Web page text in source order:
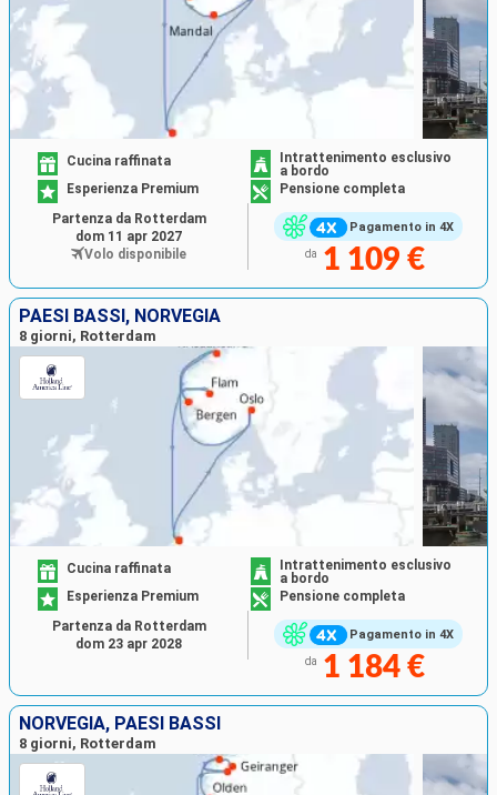
Pagamento in 4X
Cucina raffinata
Intrattenimento esclusivo
a bordo
Esperienza Premium
Pensione completa
da 1 109 €
Partenza da Rotterdam
dom 11 apr 2027
Volo disponibile
PAESI BASSI, NORVEGIA
8 giorni, Rotterdam
Pagamento in 4X
Cucina raffinata
Intrattenimento esclusivo
a bordo
Esperienza Premium
Pensione completa
da 1 184 €
Partenza da Rotterdam
dom 23 apr 2028
NORVEGIA, PAESI BASSI
8 giorni, Rotterdam